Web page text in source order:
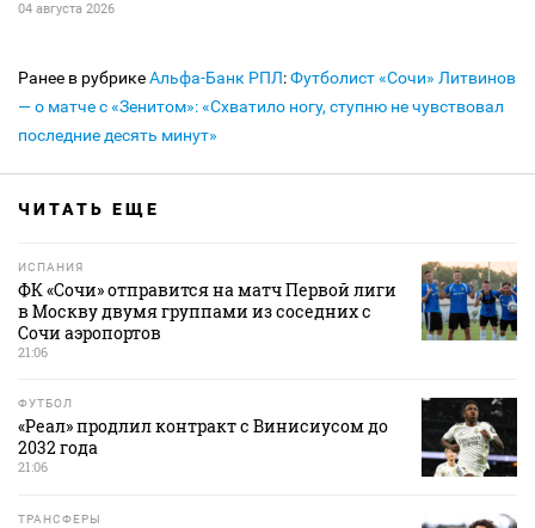
04 августа 2026
Ранее в рубрикеАльфа-Банк РПЛ:Футболист «Сочи» Литвинов
— о матче с «Зенитом»: «Схватило ногу, ступню не чувствовал
последние десять минут»
ЧИТАТЬ ЕЩЕ
ИСПАНИЯ
ФК «Сочи» отправится на матч Первой лиги
в Москву двумя группами из соседних с
Сочи аэропортов
21:06
ФУТБОЛ
«Реал» продлил контракт с Винисиусом до
2032 года
21:06
ТРАНСФЕРЫ